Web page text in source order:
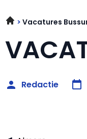
Vacatures
Redactie